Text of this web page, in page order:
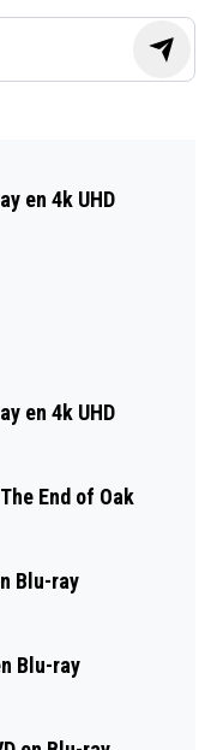
en 4k UHD
en 4k UHD
End of Oak
Blu-ray
Blu-ray